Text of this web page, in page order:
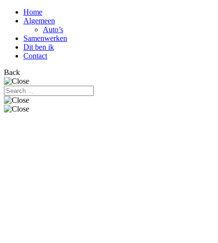
Home
Algemeen
Auto’s
Samenwerken
Dit ben ik
Contact
Back